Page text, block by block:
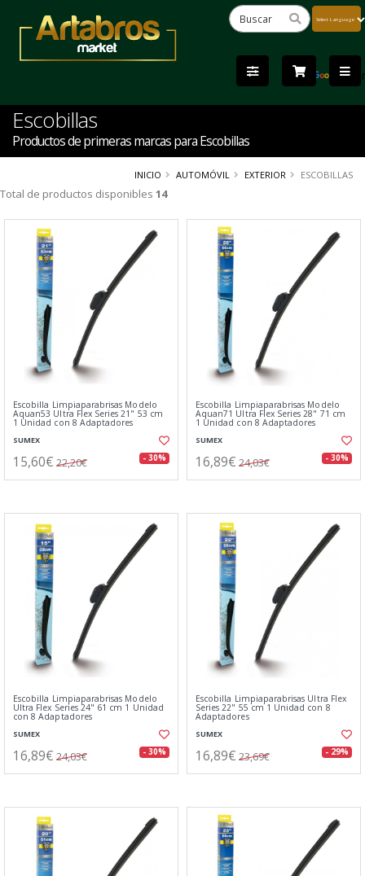
by
Escobillas
Productos de primeras marcas para Escobillas
INICIO AUTOMÓVIL EXTERIOR ESCOBILLAS
Total de productos disponibles 14
Escobilla Limpiaparabrisas Modelo
Aquan53 Ultra Flex Series 21" 53 cm
1 Unidad con 8 Adaptadores
SUMEX
15,60€ 22,20€ - 30%
Escobilla Limpiaparabrisas Modelo
Aquan71 Ultra Flex Series 28" 71 cm
1 Unidad con 8 Adaptadores
SUMEX
16,89€ 24,03€ - 30%
Escobilla Limpiaparabrisas Modelo
Ultra Flex Series 24" 61 cm 1 Unidad
con 8 Adaptadores
SUMEX
16,89€ 24,03€ - 30%
Escobilla Limpiaparabrisas Ultra Flex
Series 22" 55 cm 1 Unidad con 8
Adaptadores
SUMEX
16,89€ 23,69€ - 29%